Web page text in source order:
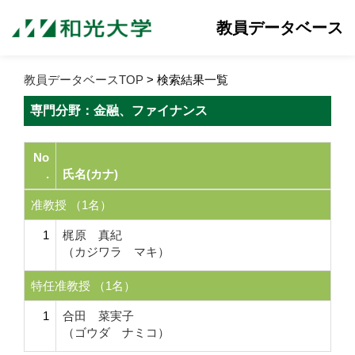
教員データベース
教員データベースTOP > 検索結果一覧
専門分野：金融、ファイナンス
No
.
氏名(カナ)
准教授 （1名）
1
梶原 真紀
（カジワラ マキ）
特任准教授 （1名）
1
合田 菜実子
（ゴウダ ナミコ）